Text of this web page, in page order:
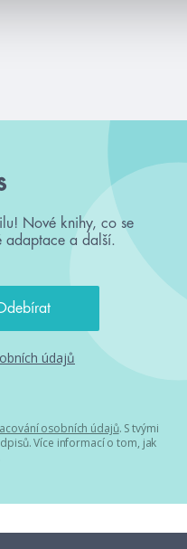
Nové knihy, co se
adaptace a další.
údajů
osobních údajů. S tvými
Více informací o tom, jak